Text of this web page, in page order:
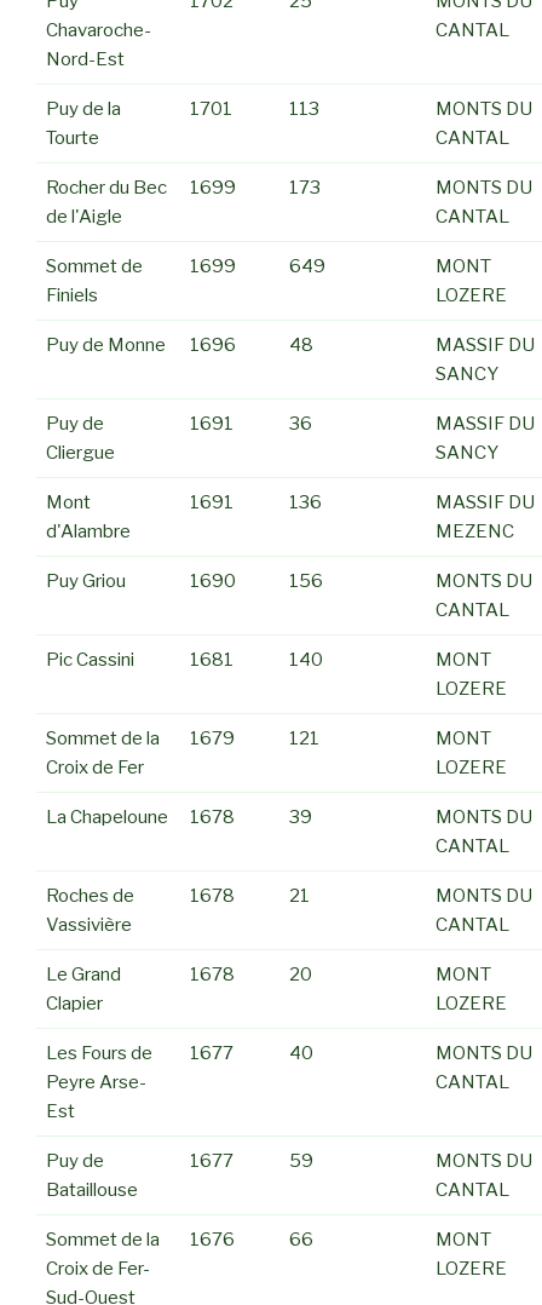
Chavaroche-
Nord-Est
CANTAL
Puy de la
Tourte
1701 113
MONTS DU
CANTAL
Rocher du Bec
de l'Aigle
1699 173
MONTS DU
CANTAL
Sommet de
Finiels
1699 649
MONT
LOZERE
Puy de Monne 1696 48
MASSIF DU
SANCY
Puy de
Cliergue
1691 36
MASSIF DU
SANCY
Mont
d'Alambre
1691 136
MASSIF DU
MEZENC
Puy Griou 1690 156
MONTS DU
CANTAL
Pic Cassini 1681 140
MONT
LOZERE
Sommet de la
Croix de Fer
1679 121
MONT
LOZERE
La Chapeloune 1678 39
MONTS DU
CANTAL
Roches de
Vassivière
1678 21
MONTS DU
CANTAL
Le Grand
Clapier
1678 20
MONT
LOZERE
Les Fours de
Peyre Arse-
Est
1677 40
MONTS DU
CANTAL
Puy de
Bataillouse
1677 59
MONTS DU
CANTAL
Sommet de la
Croix de Fer-
Sud-Ouest
1676 66
MONT
LOZERE